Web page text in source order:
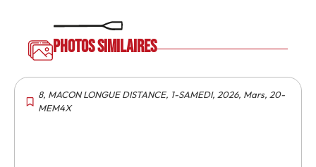
Photos similaires
8, MACON LONGUE DISTANCE, 1-SAMEDI, 2026, Mars, 20-
MEM4X